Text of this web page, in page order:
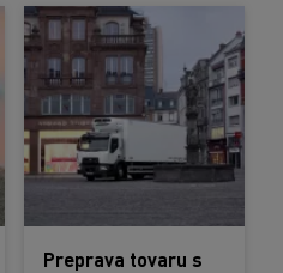
Preprava tovaru s